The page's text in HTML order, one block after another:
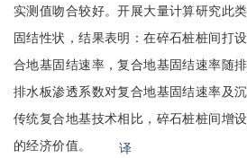
实测值吻合较好。开展大量计算研究此
固结性状，结果表明：在碎石桩桩间打
合地基固结速率，复合地基固结速率随
排水板渗透系数对复合地基固结速率及
传统复合地基技术相比，碎石桩桩间增
的经济价值。
译